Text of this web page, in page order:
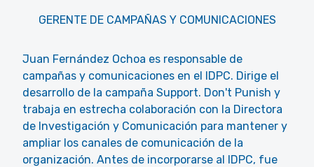
GERENTE DE CAMPAÑAS Y COMUNICACIONES
Juan Fernández Ochoa es responsable de
campañas y comunicaciones en el IDPC. Dirige el
desarrollo de la campaña Support. Don't Punish y
trabaja en estrecha colaboración con la Directora
de Investigación y Comunicación para mantener y
ampliar los canales de comunicación de la
organización. Antes de incorporarse al IDPC, fue